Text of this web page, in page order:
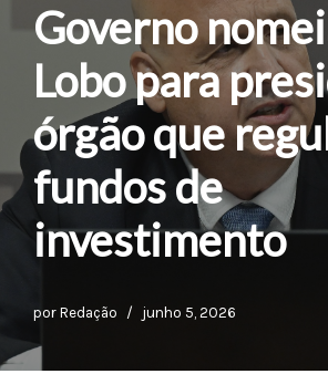
Governo
Lobo para
órgão que
fundos de
investimento
por Redação junho 5, 2026